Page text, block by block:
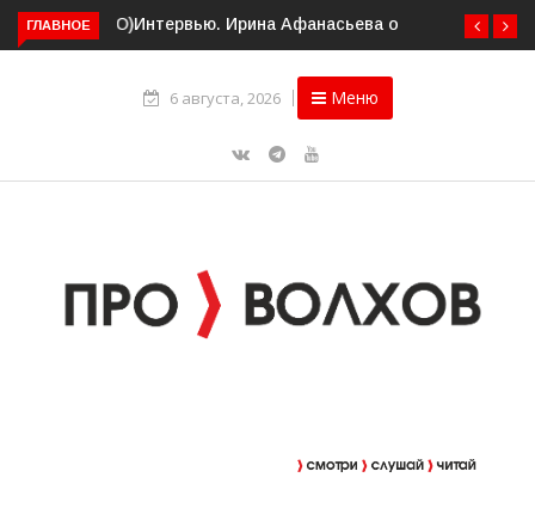
ГЛАВНОЕ
Интервью. Ирина Афанасьева о социальном контракте
6 августа, 2026